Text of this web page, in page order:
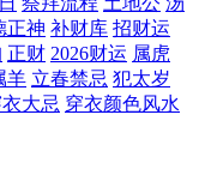
正神 补财库 招财运
正财 2026财运 属虎
羊 立春禁忌 犯太岁
大忌 穿衣颜色风水